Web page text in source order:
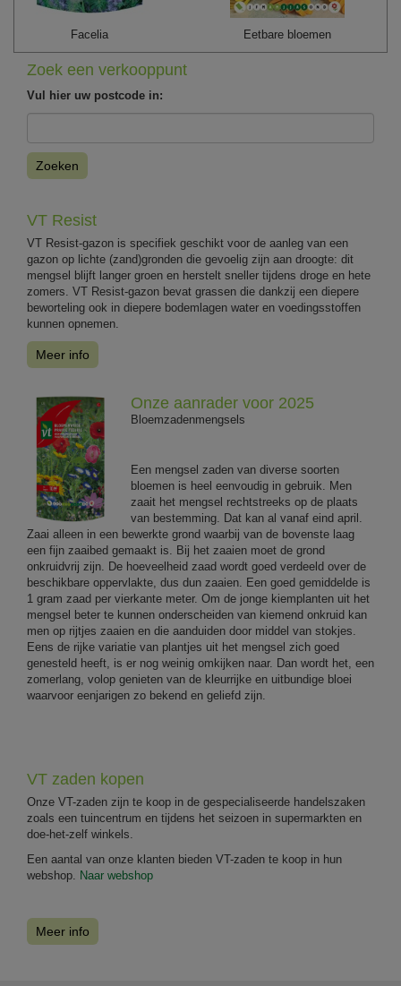
Facelia Eetbare bloemen
Zoek een verkooppunt
Vul hier uw postcode in:
Zoeken
VT Resist
VT Resist-gazon is specifiek geschikt voor de aanleg van een
gazon op lichte (zand)gronden die gevoelig zijn aan droogte: dit
mengsel blijft langer groen en herstelt sneller tijdens droge en hete
zomers. VT Resist-gazon bevat grassen die dankzij een diepere
beworteling ook in diepere bodemlagen water en voedingsstoffen
kunnen opnemen.
Meer info
Onze aanrader voor 2025
Bloemzadenmengsels
Een mengsel zaden van diverse soorten
bloemen is heel eenvoudig in gebruik. Men
zaait het mengsel rechtstreeks op de plaats
van bestemming. Dat kan al vanaf eind april.
Zaai alleen in een bewerkte grond waarbij van de bovenste laag
een fijn zaaibed gemaakt is. Bij het zaaien moet de grond
onkruidvrij zijn. De hoeveelheid zaad wordt goed verdeeld over de
beschikbare oppervlakte, dus dun zaaien. Een goed gemiddelde is
1 gram zaad per vierkante meter. Om de jonge kiemplanten uit het
mengsel beter te kunnen onderscheiden van kiemend onkruid kan
men op rijtjes zaaien en die aanduiden door middel van stokjes.
Eens de rijke variatie van plantjes uit het mengsel zich goed
genesteld heeft, is er nog weinig omkijken naar. Dan wordt het, een
zomerlang, volop genieten van de kleurrijke en uitbundige bloei
waarvoor eenjarigen zo bekend en geliefd zijn.
VT zaden kopen
Onze VT-zaden zijn te koop in de gespecialiseerde handelszaken
zoals een tuincentrum en tijdens het seizoen in supermarkten en
doe-het-zelf winkels.
Een aantal van onze klanten bieden VT-zaden te koop in hun
webshop. Naar webshop
Meer info